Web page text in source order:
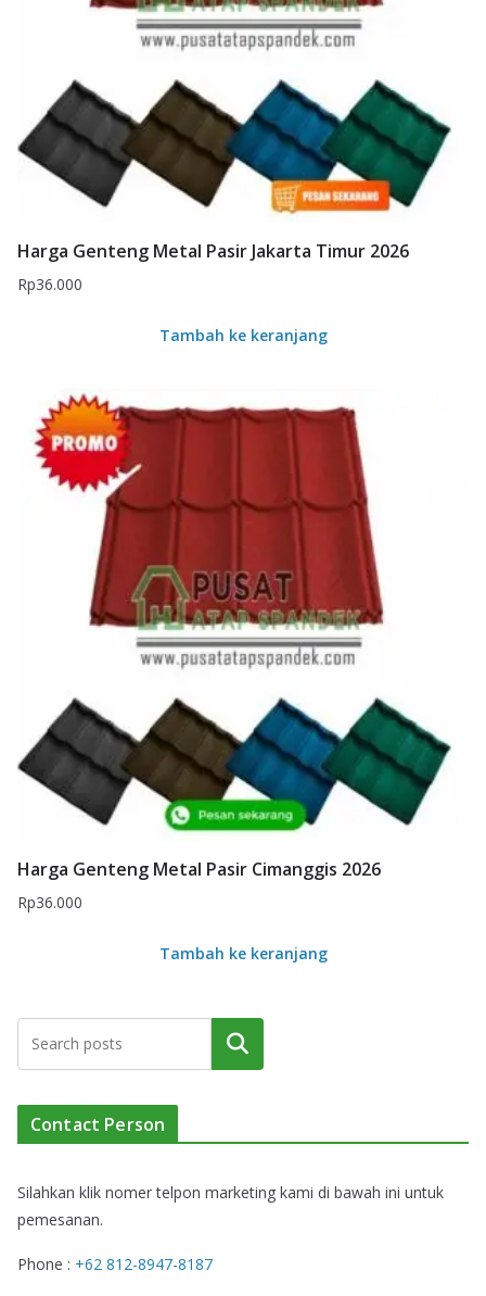
Harga Genteng Metal Pasir Jakarta Timur 2026
Rp36.000
Tambah ke keranjang
Harga Genteng Metal Pasir Cimanggis 2026
Rp36.000
Tambah ke keranjang
Cari
Contact Person
Silahkan klik nomer telpon marketing kami di bawah ini untuk
pemesanan.
Phone : +62 812-8947-8187